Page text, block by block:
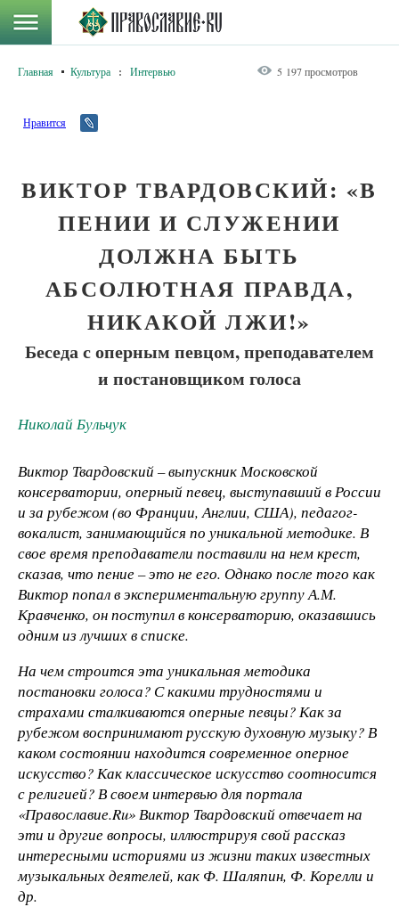
Главная Культура : Интервью 5 197 просмотров
Нравится
ВИКТОР ТВАРДОВСКИЙ: «В
ПЕНИИ И СЛУЖЕНИИ
ДОЛЖНА БЫТЬ
АБСОЛЮТНАЯ ПРАВДА,
НИКАКОЙ ЛЖИ!»
Беседа с оперным певцом, преподавателем
и постановщиком голоса
Николай Бульчук
Виктор Твардовский – выпускник Московской
консерватории, оперный певец, выступавший в России
и за рубежом (во Франции, Англии, США), педагог-
вокалист, занимающийся по уникальной методике. В
свое время преподаватели поставили на нем крест,
сказав, что пение – это не его. Однако после того как
Виктор попал в экспериментальную группу А.М.
Кравченко, он поступил в консерваторию, оказавшись
одним из лучших в списке.
На чем строится эта уникальная методика
постановки голоса? С какими трудностями и
страхами сталкиваются оперные певцы? Как за
рубежом воспринимают русскую духовную музыку? В
каком состоянии находится современное оперное
искусство? Как классическое искусство соотносится
с религией? В своем интервью для портала
«Православие.Ru» Виктор Твардовский отвечает на
эти и другие вопросы, иллюстрируя свой рассказ
интересными историями из жизни таких известных
музыкальных деятелей, как Ф. Шаляпин, Ф. Корелли и
др.